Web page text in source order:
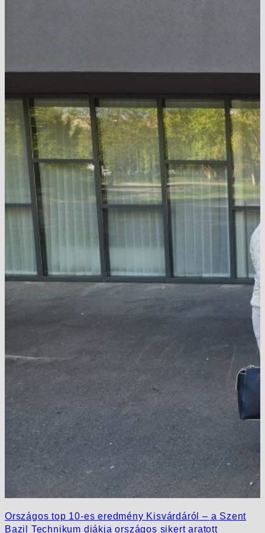
Országos top 10-es eredmény Kisvárdáról – a Szent
Bazil Technikum diákja országos sikert aratott